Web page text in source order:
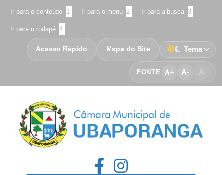
Ir para o conteúdo 1 Ir para o menu 2 Ir para a busca 3
Ir para o rodapé 4
FONTE A+ A- A
Acesso Rápido Mapa do Site Tema